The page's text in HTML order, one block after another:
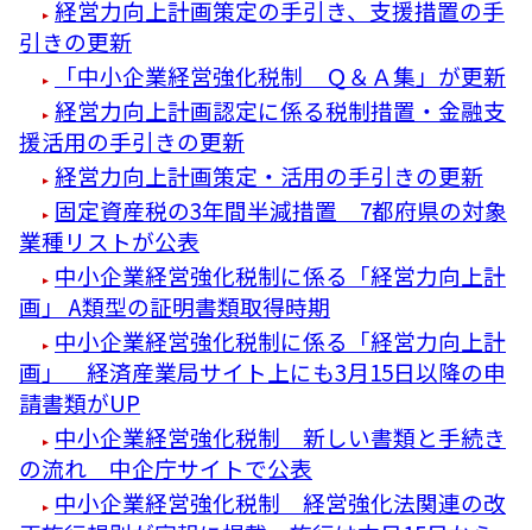
経営力向上計画策定の手引き、支援措置の手
引きの更新
「中小企業経営強化税制 Ｑ＆Ａ集」が更新
経営力向上計画認定に係る税制措置・金融支
援活用の手引きの更新
経営力向上計画策定・活用の手引きの更新
固定資産税の3年間半減措置 7都府県の対象
業種リストが公表
中小企業経営強化税制に係る「経営力向上計
画」 A類型の証明書類取得時期
中小企業経営強化税制に係る「経営力向上計
画」 経済産業局サイト上にも3月15日以降の申
請書類がUP
中小企業経営強化税制 新しい書類と手続き
の流れ 中企庁サイトで公表
中小企業経営強化税制 経営強化法関連の改